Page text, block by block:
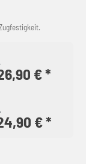
€ *
€ *